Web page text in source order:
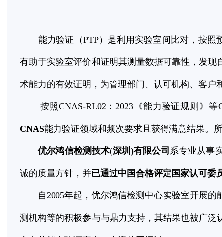
能力验证（PTP）是利用实验室间比对，按
有助于实验室评价和证明其测量数据可靠性，发
术能力的有效证明，为管理部门、认可机构、客
按照CNAS-RL02 ： 2023 《能力验证规则》等
CNAS能力验证领域和频次要求且获得满意结果。
优尔鸿信检测技术(深圳 )有限公司 系专业从事
诚的质量方针，并已通过中国合格评定国家认可委
自 2005年起，优尔鸿信检测中心实验室开展的
测机构等的积极参与与鼎力支持，其结果也被广